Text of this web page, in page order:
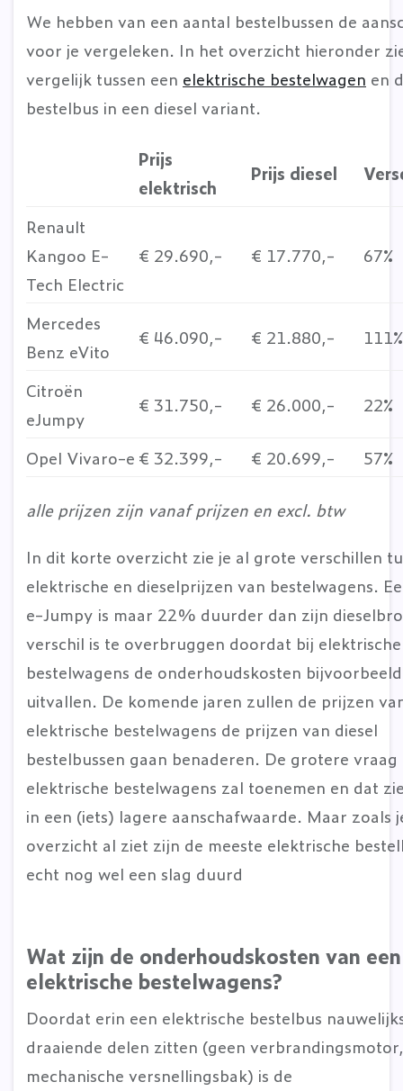
We hebben van een aantal bestelbussen de
voor je vergeleken. In het overzicht hieronder
vergelijk tussen een elektrische bestelwagen en
bestelbus in een diesel variant.
Prijs
elektrisch
Prijs diesel
Renault
Kangoo E-
Tech Electric
€ 29.690,- € 17.770,- 67%
Mercedes
Benz eVito
€ 46.090,- € 21.880,- 111%
Citroën
eJumpy
€ 31.750,- € 26.000,- 22%
Opel Vivaro-e € 32.399,- € 20.699,- 57%
alle prijzen zijn vanaf prijzen en excl. btw
In dit korte overzicht zie je al grote verschillen
elektrische en dieselprijzen van bestelwagens.
e-Jumpy is maar 22% duurder dan zijn
verschil is te overbruggen doordat bij elektrische
bestelwagens de onderhoudskosten
uitvallen. De komende jaren zullen de prijzen
elektrische bestelwagens de prijzen van diesel
bestelbussen gaan benaderen. De grotere vraag
elektrische bestelwagens zal toenemen en dat
in een (iets) lagere aanschafwaarde. Maar zoals
overzicht al ziet zijn de meeste elektrische
echt nog wel een slag duurd
Wat zijn de onderhoudskosten van een
elektrische bestelwagens?
Doordat erin een elektrische bestelbus
draaiende delen zitten (geen
mechanische versnellingsbak) is de